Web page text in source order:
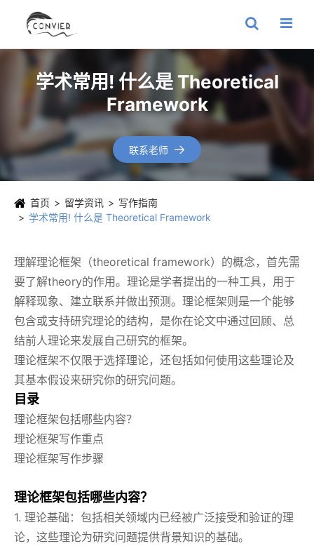
学术常用! 什么是 Theoretical
Framework
联系老师 
首页 留学资讯
写作指南
学术常用! 什么是 Theoretical Framework
理解理论框架（theoretical framework）的概念，首先需
要了解theory的作用。理论是学者提出的一种工具，用于
解释现象、建立联系并做出预测。理论框架则是一个能够
包含或支持研究理论的结构，是你在论文中通过回顾、总
结前人理论来发展自己研究的框架。
理论框架不仅限于选择理论，还包括如何使用这些理论及
其基本假设来研究你的研究问题。
目录
理论框架包括哪些内容？
理论框架写作重点
理论框架写作步骤
理论框架包括哪些内容？
1. 理论基础：包括相关领域内已经被广泛接受和验证的理
论，这些理论为研究问题提供背景知识的基础。